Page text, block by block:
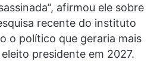
afirmou ele sobre
recente do instituto
o político que geraria mais
presidente em 2027.